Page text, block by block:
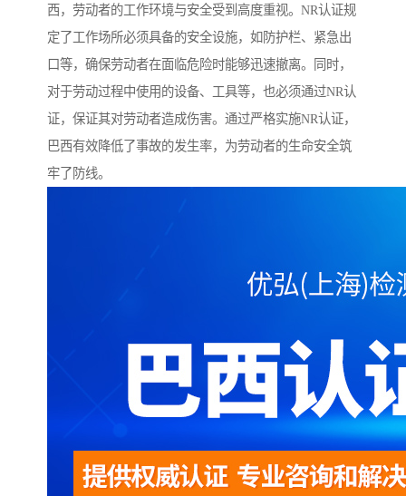
西，劳动者的工作环境与安全受到高度重视。NR认证规
定了工作场所必须具备的安全设施，如防护栏、紧急出
口等，确保劳动者在面临危险时能够迅速撤离。同时，
对于劳动过程中使用的设备、工具等，也必须通过NR认
证，保证其对劳动者造成伤害。通过严格实施NR认证，
巴西有效降低了事故的发生率，为劳动者的生命安全筑
牢了防线。